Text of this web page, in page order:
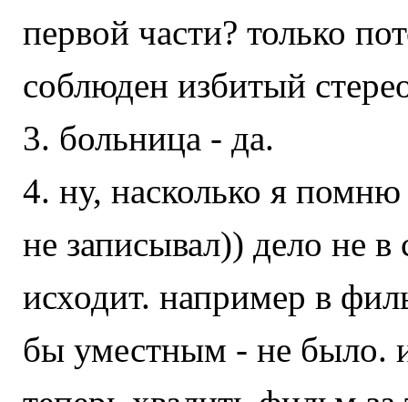
первой части? только
соблюден избитый
3. больница - да.
4. ну, насколько я
не записывал)) дело не
исходит. например в
бы уместным - не было.